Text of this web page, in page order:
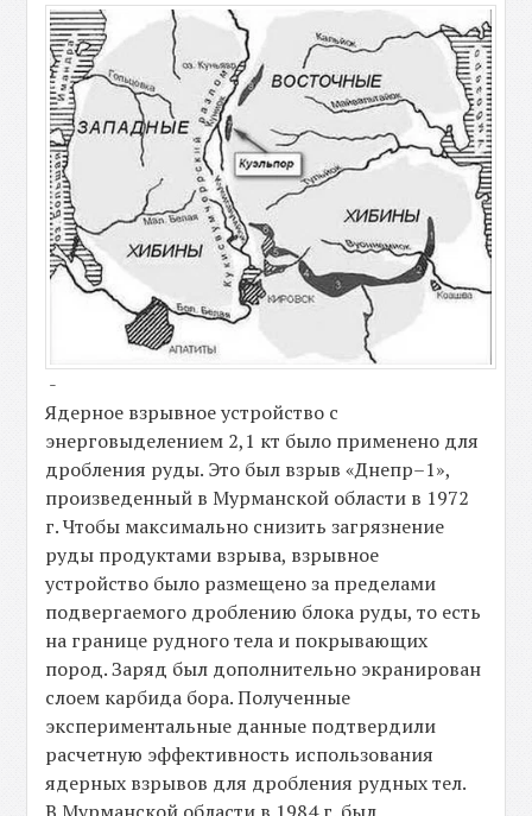
-
Ядерное взрывное устройство с
энерговыделением 2,1 кт было применено для
дробления руды. Это был взрыв «Днепр–1»,
произведенный в Мурманской области в 1972
г. Чтобы максимально снизить загрязнение
руды продуктами взрыва, взрывное
устройство было размещено за пределами
подвергаемого дроблению блока руды, то есть
на границе рудного тела и покрывающих
пород. Заряд был дополнительно экранирован
слоем карбида бора. Полученные
экспериментальные данные подтвердили
расчетную эффективность использования
ядерных взрывов для дробления рудных тел.